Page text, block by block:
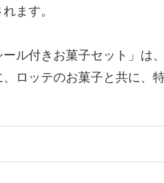
ます。
ール付きお菓子セット」
ロッテのお菓子と共に、